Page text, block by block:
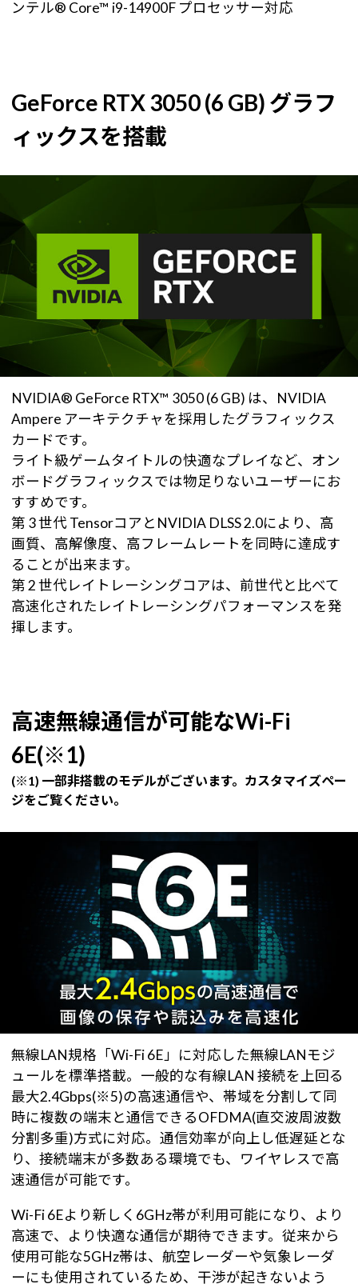
ンテル® Core™ i9-14900F プロセッサー対応
GeForce RTX 3050 (6 GB) グラフ
ィックスを搭載
NVIDIA® GeForce RTX™ 3050 (6 GB) は、NVIDIA
Ampere アーキテクチャを採用したグラフィックス
カードです。
ライト級ゲームタイトルの快適なプレイなど、オン
ボードグラフィックスでは物足りないユーザーにお
すすめです。
第 3 世代 TensorコアとNVIDIA DLSS 2.0により、高
画質、高解像度、高フレームレートを同時に達成す
ることが出来ます。
第 2 世代レイトレーシングコアは、前世代と比べて
高速化されたレイトレーシングパフォーマンスを発
揮します。
高速無線通信が可能なWi-Fi
6E(※1)
(※1) 一部非搭載のモデルがございます。カスタマイズペー
ジをご覧ください。
無線LAN規格「Wi-Fi 6E」に対応した無線LANモジ
ュールを標準搭載。一般的な有線LAN 接続を上回る
最大2.4Gbps(※5)の高速通信や、帯域を分割して同
時に複数の端末と通信できるOFDMA(直交波周波数
分割多重)方式に対応。通信効率が向上し低遅延とな
り、接続端末が多数ある環境でも、ワイヤレスで高
速通信が可能です。
Wi-Fi 6Eより新しく6GHz帯が利用可能になり、より
高速で、より快適な通信が期待できます。従来から
使用可能な5GHz帯は、航空レーダーや気象レーダ
ーにも使用されているため、干渉が起きないよう